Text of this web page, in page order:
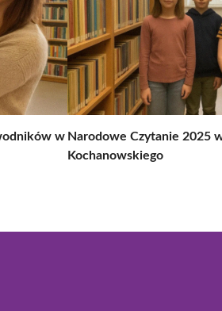
w Narodowe Czytanie 2025
Kochanowskiego